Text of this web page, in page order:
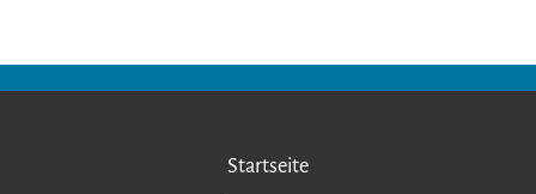
Startseite